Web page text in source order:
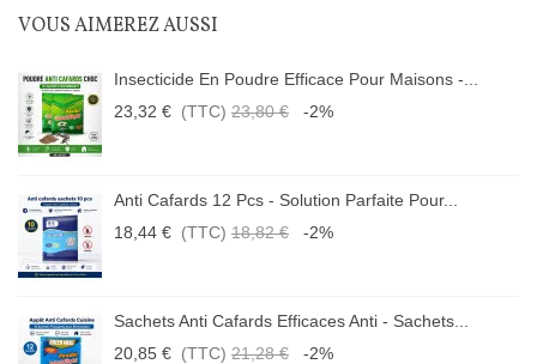
VOUS AIMEREZ AUSSI
Insecticide En Poudre Efficace Pour Maisons -...
23,32 € (TTC) 23,80 € -2%
Anti Cafards 12 Pcs - Solution Parfaite Pour...
18,44 € (TTC) 18,82 € -2%
Sachets Anti Cafards Efficaces Anti - Sachets...
20,85 € (TTC) 21,28 € -2%